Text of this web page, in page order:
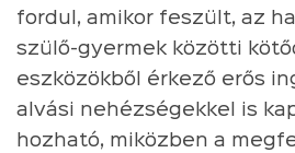
fordul, amikor feszült, az
szülő-gyermek közötti
eszközökből érkező erős
alvási nehézségekkel is
hozható, miközben a